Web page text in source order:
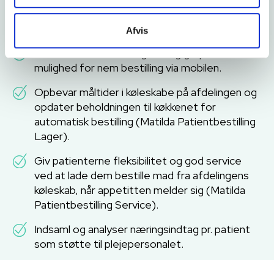
Afvis
Menuplanlægning med automatiske klima- og
næringsberegninger.
Præsenter menuen digitalt og giv patienterne
mulighed for nem bestilling via mobilen.
Opbevar måltider i køleskabe på afdelingen og
opdater beholdningen til køkkenet for
automatisk bestilling (Matilda Patientbestilling
Lager).
Giv patienterne fleksibilitet og god service
ved at lade dem bestille mad fra afdelingens
køleskab, når appetitten melder sig (Matilda
Patientbestilling Service).
Indsaml og analyser næringsindtag pr. patient
som støtte til plejepersonalet.